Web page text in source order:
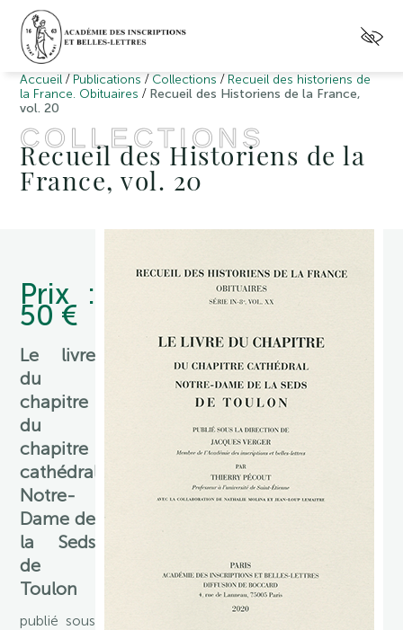
Accueil / Publications / Collections / Recueil des historiens de
la France. Obituaires / Recueil des Historiens de la France,
vol. 20
COLLECTIONS
Recueil des Historiens de la
France, vol. 20
Prix :
50 €
Le livre
du
chapitre
du
chapitre
cathédral
Notre-
Dame de
la Seds
de
Toulon
publié sous